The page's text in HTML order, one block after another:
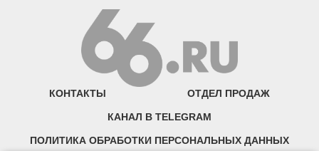
КОНТАКТЫ ОТДЕЛ ПРОДАЖ
КАНАЛ В TELEGRAM
ПОЛИТИКА ОБРАБОТКИ ПЕРСОНАЛЬНЫХ ДАННЫХ